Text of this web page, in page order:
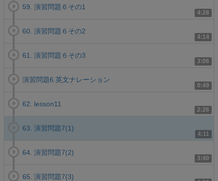
4:28
59. 演習問題６その1
4:14
60. 演習問題６その2
3:06
61. 演習問題６その3
0:49
演習問題6.英文ナレーション
2:26
62. lesson11
4:11
63. 演習問題7(1)
3:40
64. 演習問題7(2)
65. 演習問題7(3)